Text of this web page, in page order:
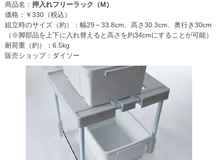
商品名： 押入れフリーラック（M）
価格：￥330（税込）
組立時のサイズ（約）：幅29～33.8cm、高さ30.3cm、奥行き30cm
（※脚部品を上下に入れ替えると高さを約34cmにすることが可能）
耐荷重（約）：6.5kg
販売ショップ：ダイソー